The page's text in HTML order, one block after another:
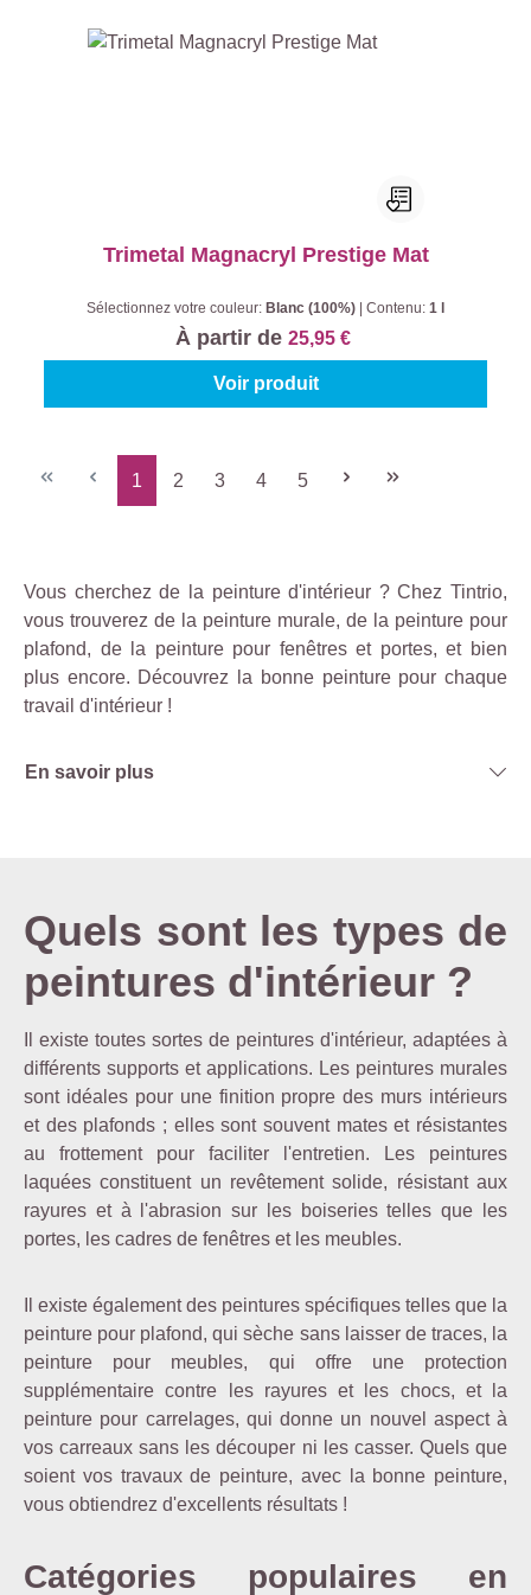
Trimetal Magnacryl Prestige Mat
Sélectionnez votre couleur: Blanc (100%) Contenu: 1 l
À partir de 25,95 €
Voir produit
Page
1
Page
2
Page
3
Page
4
Page
5
Vous cherchez de la peinture d'intérieur ? Chez Tintrio,
vous trouverez de la peinture murale, de la peinture pour
plafond, de la peinture pour fenêtres et portes, et bien
plus encore. Découvrez la bonne peinture pour chaque
travail d'intérieur !
En savoir plus
Quels sont les types de
peintures d'intérieur ?
Il existe toutes sortes de peintures d'intérieur, adaptées à
différents supports et applications. Les peintures murales
sont idéales pour une finition propre des murs intérieurs
et des plafonds ; elles sont souvent mates et résistantes
au frottement pour faciliter l'entretien. Les peintures
laquées constituent un revêtement solide, résistant aux
rayures et à l'abrasion sur les boiseries telles que les
portes, les cadres de fenêtres et les meubles.
Il existe également des peintures spécifiques telles que la
peinture pour plafond, qui sèche sans laisser de traces, la
peinture pour meubles, qui offre une protection
supplémentaire contre les rayures et les chocs, et la
peinture pour carrelages, qui donne un nouvel aspect à
vos carreaux sans les découper ni les casser. Quels que
soient vos travaux de peinture, avec la bonne peinture,
vous obtiendrez d'excellents résultats !
Catégories populaires en